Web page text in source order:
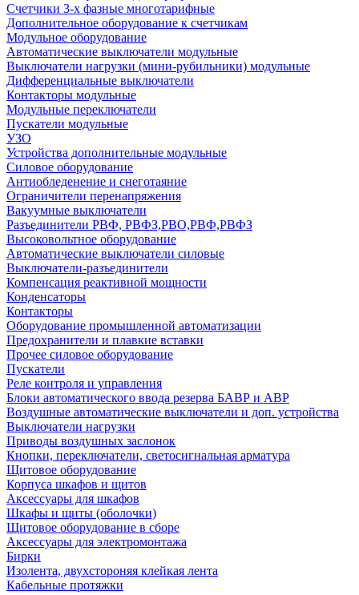
Счетчики 3-х фазные многотарифные
Дополнительное оборудование к счетчикам
Модульное оборудование
Автоматические выключатели модульные
Выключатели нагрузки (мини-рубильники) модульные
Дифференциальные выключатели
Контакторы модульные
Модульные переключатели
Пускатели модульные
УЗО
Устройства дополнительные модульные
Силовое оборудование
Антиобледенение и снеготаяние
Ограничители перенапряжения
Вакуумные выключатели
Разъединители РВФ, РВФЗ,РВО,РВФ,РВФЗ
Высоковольтное оборудование
Автоматические выключатели cиловые
Выключатели-разъединители
Компенсация реактивной мощности
Конденсаторы
Контакторы
Оборудование промышленной автоматизации
Предохранители и плавкие вставки
Прочее силовое оборудование
Пускатели
Реле контроля и управления
Блоки автоматического ввода резерва БАВР и АВР
Воздушные автоматические выключатели и доп. устройства
Выключатели нагрузки
Приводы воздушных заслонок
Кнопки, переключатели, светосигнальная арматура
Щитовое оборудование
Корпуса шкафов и щитов
Аксессуары для шкафов
Шкафы и щиты (оболочки)
Щитовое оборудование в сборе
Аксессуары для электромонтажа
Бирки
Изолента, двухстороняя клейкая лента
Кабельные протяжки